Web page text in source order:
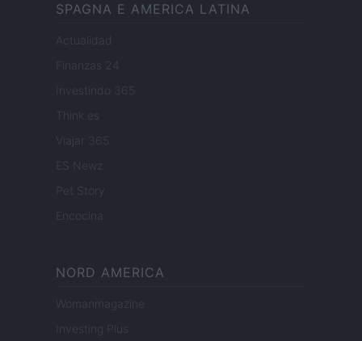
SPAGNA E AMERICA LATINA
Actualidad
Finanzas 24
Investindo 365
Think.es
Viajar 365
ES Newz
Pet Story
Encocina
NORD AMERICA
Womanmagazine
Investing Plus